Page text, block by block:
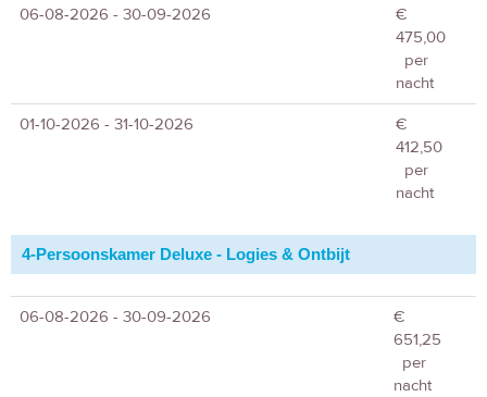
06-08-2026 - 30-09-2026
€
475,00
per
nacht
01-10-2026 - 31-10-2026
€
412,50
per
nacht
4-Persoonskamer Deluxe - Logies & Ontbijt
06-08-2026 - 30-09-2026
€
651,25
per
nacht